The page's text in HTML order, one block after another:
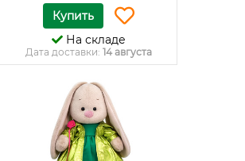
Купить
На складе
Дата доставки: 14 августа